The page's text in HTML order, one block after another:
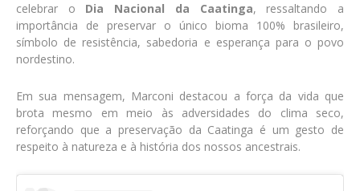
celebrar o Dia Nacional da Caatinga, ressaltando a
importância de preservar o único bioma 100% brasileiro,
símbolo de resistência, sabedoria e esperança para o povo
nordestino.
Em sua mensagem, Marconi destacou a força da vida que
brota mesmo em meio às adversidades do clima seco,
reforçando que a preservação da Caatinga é um gesto de
respeito à natureza e à história dos nossos ancestrais.